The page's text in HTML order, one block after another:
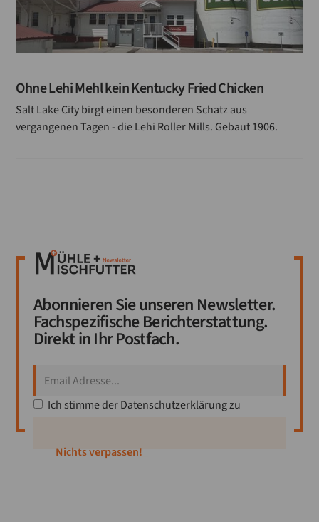
Ohne Lehi Mehl kein Kentucky Fried Chicken
Salt Lake City birgt einen besonderen Schatz aus
vergangenen Tagen - die Lehi Roller Mills. Gebaut 1906.
Abonnieren Sie unseren Newsletter.
Fachspezifische Berichterstattung.
Direkt in Ihr Postfach.
Ich stimme derDatenschutzerklärungzu
Mitgl_